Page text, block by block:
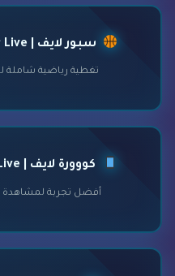
سبور لايف | Spor Live - بث رياضي شامل
تغطية رياضية شاملة
كووورة لايف | Kooora Live - أفضل تجربة
أفضل تجربة لمشاهدة